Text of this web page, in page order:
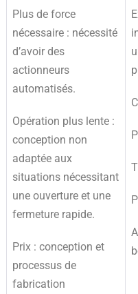
Plus de force
nécessaire : nécessité
d’avoir des
actionneurs
automatisés.
Opération plus lente :
conception non
adaptée aux
situations nécessitant
une ouverture et une
fermeture rapide.
Prix : conception et
processus de
fabrication